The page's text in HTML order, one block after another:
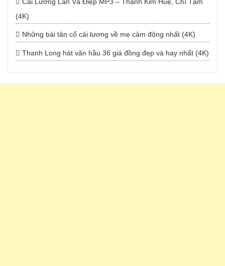
(4K)
Những bài tân cổ cải lương về mẹ cảm động nhất (4K)
Thanh Long hát văn hầu 36 giá đồng đẹp và hay nhất (4K)